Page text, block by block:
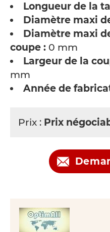
Longueur de la
Diamètre maxi
Diamètre maxi
coupe : 0 mm
Largeur de la
mm
Année de
Prix : Prix